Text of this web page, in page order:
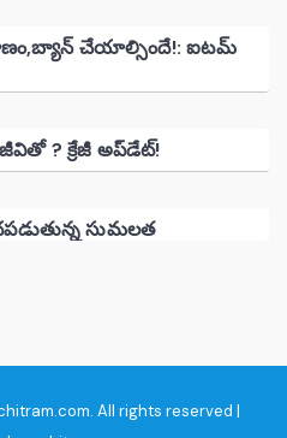
చేయాల్సిందే!: ఐటమ్
? క్రేజీ అప్‌డేట్!
సుమలత
All rights reserved |